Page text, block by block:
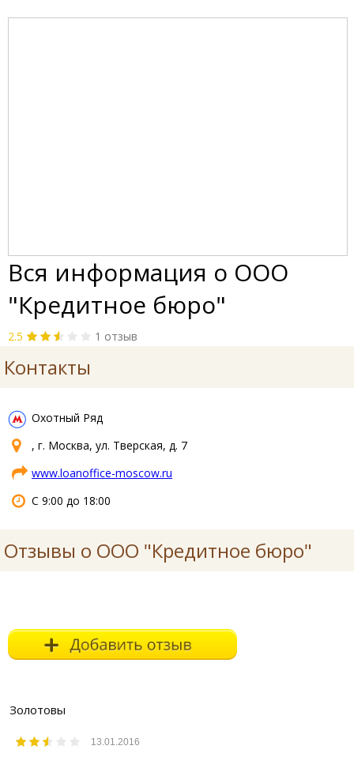
Вся информация о ООО
"Кредитное бюро"
2.5 1 отзыв
Контакты
Охотный Ряд
, г. Москва, ул. Тверская, д. 7
www.loanoffice-moscow.ru
С 9:00 до 18:00
Отзывы о ООО "Кредитное бюро"
Золотовы
13.01.2016